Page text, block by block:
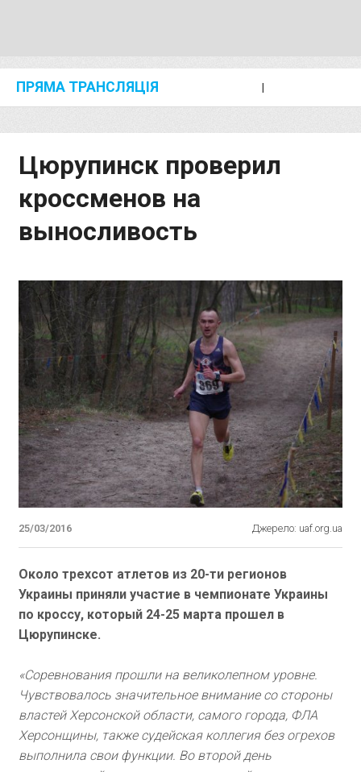
ПРЯМА ТРАНСЛЯЦІЯ I
Цюрупинск проверил
кроссменов на
выносливость
25/03/2016 Джерело: uaf.org.ua
Около трехсот атлетов из 20-ти регионов
Украины приняли участие в чемпионате Украины
по кроссу, который 24-25 марта прошел в
Цюрупинске.
«Соревнования прошли на великолепном уровне.
Чувствовалось значительное внимание со стороны
властей Херсонской области, самого города, ФЛА
Херсонщины, также судейская коллегия без огрехов
выполнила свои функции. Во второй день